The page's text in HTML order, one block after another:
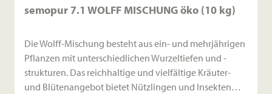
semopur 7.1 WOLFF MISCHUNG öko (10 kg)
Die Wolff-Mischung besteht aus ein- und mehrjährigen
Pflanzen mit unterschiedlichen Wurzeltiefen und -
strukturen. Das reichhaltige und vielfältige Kräuter-
und Blütenangebot bietet Nützlingen und Insekten